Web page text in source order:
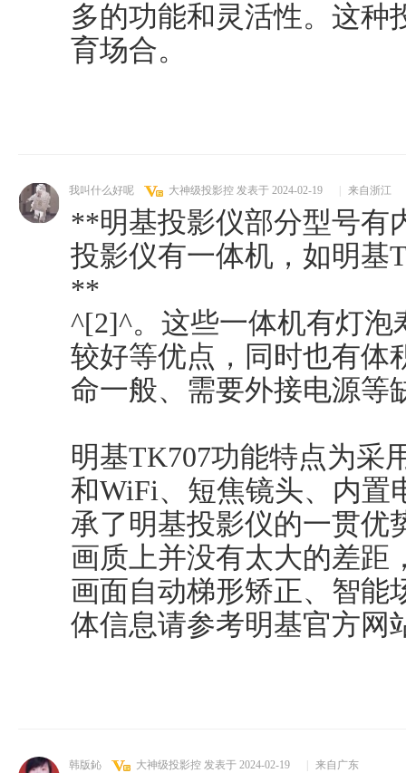
多的功能和灵活性。这种
育场合。
我叫什么好呢 大神级投影控 发表于 2024-02-19 来自浙江
**明基投影仪部分型号有
投影仪有一体机，如明基
**
^[2]^。这些一体机有灯泡
较好等优点，同时也有体
命一般、需要外接电源等
明基TK707功能特点为采
和WiFi、短焦镜头、内置
承了明基投影仪的一贯优
画质上并没有太大的差距
画面自动梯形矫正、智能
体信息请参考明基官方网
韩版鈊 大神级投影控 发表于 2024-02-19 来自广东